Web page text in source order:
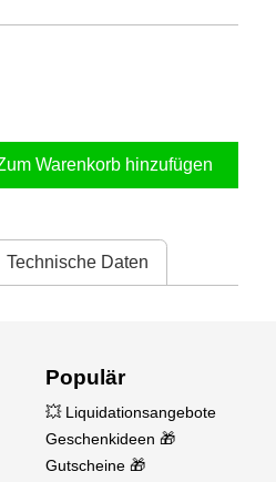
Warenkorb hinzufügen
Technische Daten
Populär
💥 Liquidationsangebote
Geschenkideen 🎁
Gutscheine 🎁